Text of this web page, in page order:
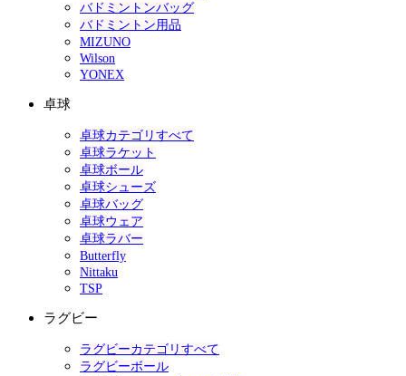
バドミントンバッグ
バドミントン用品
MIZUNO
Wilson
YONEX
卓球
卓球カテゴリすべて
卓球ラケット
卓球ボール
卓球シューズ
卓球バッグ
卓球ウェア
卓球ラバー
Butterfly
Nittaku
TSP
ラグビー
ラグビーカテゴリすべて
ラグビーボール